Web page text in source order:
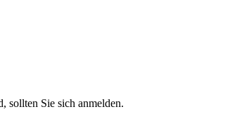
sollten Sie sich anmelden.